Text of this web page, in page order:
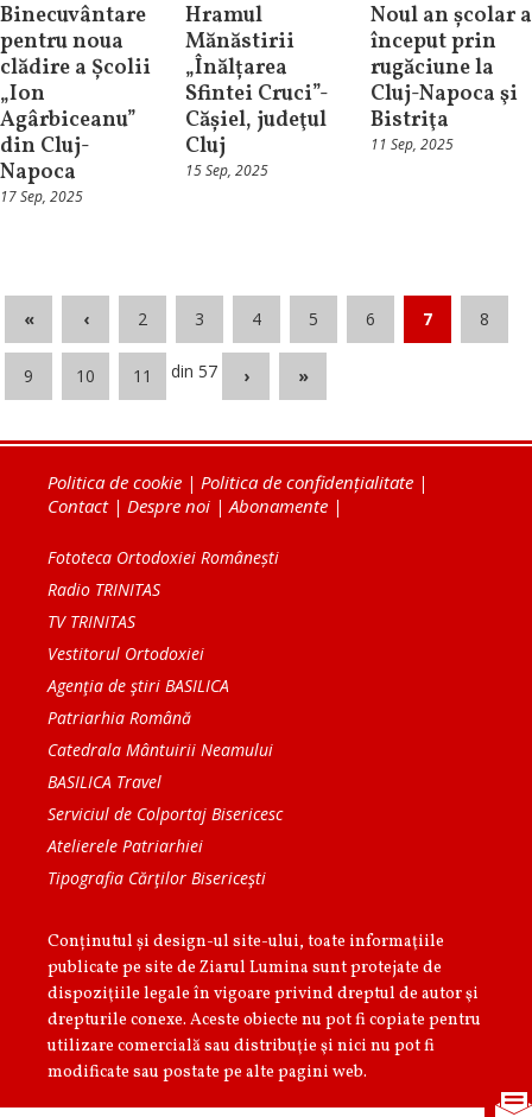
Binecuvântare
pentru noua
clădire a Școlii
„Ion
Agârbiceanu”
din Cluj-
Napoca
17 Sep, 2025
Hramul
Mănăstirii
„Înălțarea
Sfintei Cruci”-
Cășiel, judeţul
Cluj
15 Sep, 2025
Noul an școlar a
început prin
rugăciune la
Cluj-Napoca şi
Bistriţa
11 Sep, 2025
« ‹ 2 3 4 5 6 7 8
9 10 11 din 57 › »
Politica de cookie | Politica de confidențialitate |
Contact| Despre noi |Abonamente |
Fototeca Ortodoxiei Românești
Radio TRINITAS
TV TRINITAS
Vestitorul Ortodoxiei
Agenţia de ştiri BASILICA
Patriarhia Română
Catedrala Mântuirii Neamului
BASILICA Travel
Serviciul de Colportaj Bisericesc
Atelierele Patriarhiei
Tipografia Cărţilor Bisericeşti
Conținutul și design-ul site-ului, toate informaţiile
publicate pe site de Ziarul Lumina sunt protejate de
dispoziţiile legale în vigoare privind dreptul de autor şi
drepturile conexe. Aceste obiecte nu pot fi copiate pentru
utilizare comercială sau distribuţie şi nici nu pot fi
modificate sau postate pe alte pagini web.